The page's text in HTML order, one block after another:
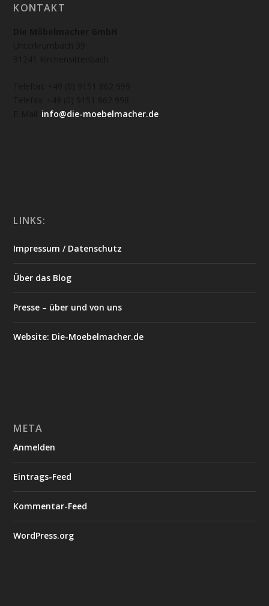
KONTAKT
info@die-moebelmacher.de
LINKS:
Impressum / Datenschutz
Über das Blog
Presse – über und von uns
Website: Die-Moebelmacher.de
META
Anmelden
Eintrags-Feed
Kommentar-Feed
WordPress.org